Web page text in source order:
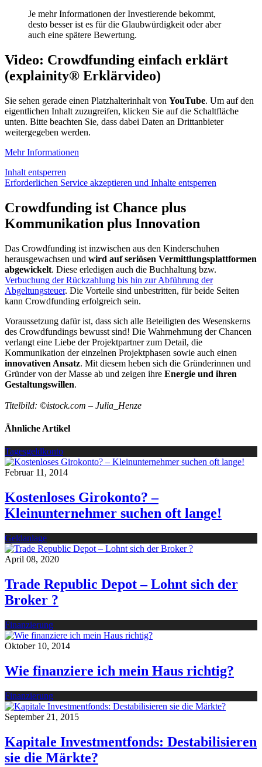
Je mehr Informationen der Investierende bekommt,
desto besser ist es für die Glaubwürdigkeit oder aber
auch eine spätere Bewertung.
Video: Crowdfunding einfach erklärt
(explainity® Erklärvideo)
Sie sehen gerade einen Platzhalterinhalt von YouTube. Um auf den
eigentlichen Inhalt zuzugreifen, klicken Sie auf die Schaltfläche
unten. Bitte beachten Sie, dass dabei Daten an Drittanbieter
weitergegeben werden.
Mehr Informationen
Inhalt entsperren
Erforderlichen Service akzeptieren und Inhalte entsperren
Crowdfunding ist Chance plus
Kommunikation plus Innovation
Das Crowdfunding ist inzwischen aus den Kinderschuhen
herausgewachsen und wird auf seriösen Vermittlungsplattformen
abgewickelt. Diese erledigen auch die Buchhaltung bzw.
Verbuchung der Rückzahlung bis hin zur Abführung der
Abgeltungsteuer. Die Vorteile sind unbestritten, für beide Seiten
kann Crowdfunding erfolgreich sein.
Voraussetzung dafür ist, dass sich alle Beteiligten des Wesenskerns
des Crowdfundings bewusst sind! Die Wahrnehmung der Chancen
verlangt eine Liebe der Projektpartner zum Detail, die
Kommunikation der einzelnen Projektphasen sowie auch einen
innovativen Ansatz. Mit diesem heben sich die Gründerinnen und
Gründer von der Masse ab und zeigen ihre Energie und ihren
Gestaltungswillen.
Titelbild: ©istock.com – Julia_Henze
Ähnliche Artikel
Tagesgeldkonto
Februar 11, 2014
Kostenloses Girokonto? –
Kleinunternehmer suchen oft lange!
Geldanlage
April 08, 2020
Trade Republic Depot – Lohnt sich der
Broker ?
Finanzierung
Oktober 10, 2014
Wie finanziere ich mein Haus richtig?
Finanzierung
September 21, 2015
Kapitale Investmentfonds: Destabilisieren
sie die Märkte?